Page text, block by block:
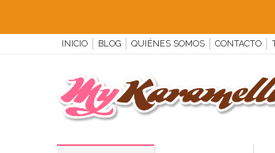
INICIO BLOG QUIÉNES SOMOS CONTACTO